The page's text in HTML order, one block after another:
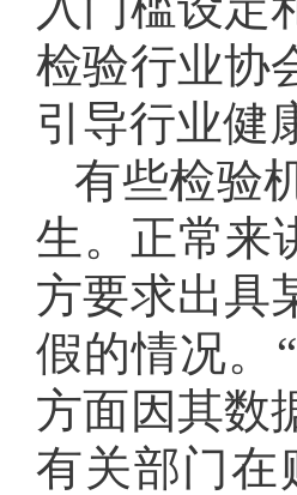
检验行业协
引导行业健
有些检验
生。正常来
方要求出具
假的情况。
方面因其数
有关部门在